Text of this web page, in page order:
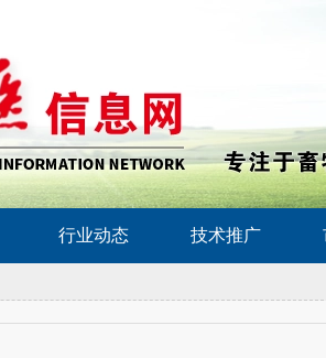
行业动态 技术推广